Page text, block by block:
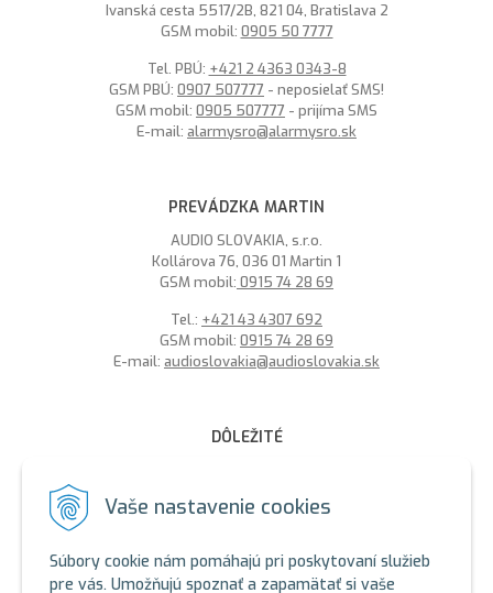
Vaše nastavenie cookies
Súbory cookie nám pomáhajú pri poskytovaní služieb
pre vás. Umožňujú spoznať a zapamätať si vaše
Ivanská cesta 5517/2B, 821 04, Bratislava 2
GSM mobil: 0905 50 7777
Tel. PBÚ: +421 2 4363 0343-8
GSM PBÚ: 0907 507777 - neposielať SMS!
GSM mobil: 0905 507777 - prijíma SMS
E-mail: alarmysro@alarmysro.sk
PREVÁDZKA MARTIN
AUDIO SLOVAKIA, s.r.o.
Kollárova 76, 036 01 Martin 1
GSM mobil: 0915 74 28 69
Tel.: +421 43 4307 692
GSM mobil: 0915 74 28 69
E-mail: audioslovakia@audioslovakia.sk
DÔLEŽITÉ
Sme členmi spoločenstva SEWA, zabezpečujeme likvidáciu
sú zahrnuté v cene produktov.